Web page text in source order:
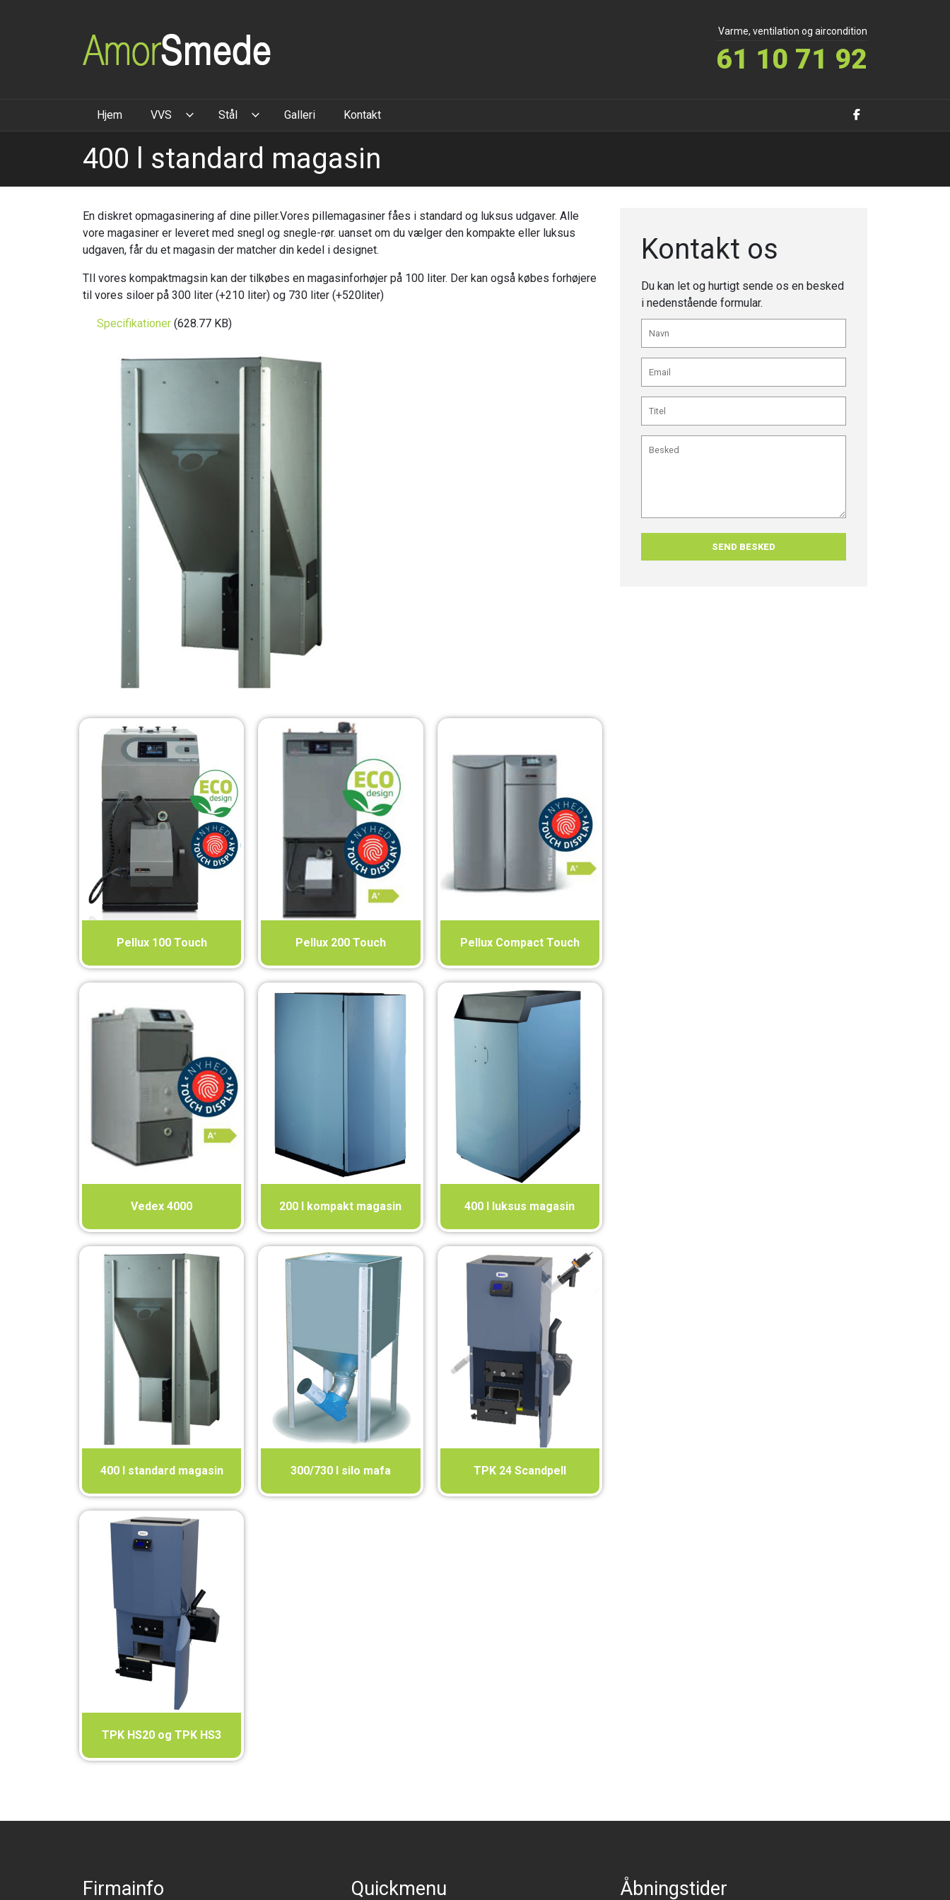
Varme, ventilation og aircondition
61 10 71 92
Hjem VVS Stål Galleri Kontakt
400 l standard magasin
En diskret opmagasinering af dine piller.Vores pillemagasiner fåes i standard og luksus udgaver. Alle
vore magasiner er leveret med snegl og snegle-rør. uanset om du vælger den kompakte eller luksus
udgaven, får du et magasin der matcher din kedel i designet.
TIl vores kompaktmagsin kan der tilkøbes en magasinforhøjer på 100 liter. Der kan også købes forhøjere
til vores siloer på 300 liter (+210 liter) og 730 liter (+520liter)
Specifikationer (628.77 KB)
Pellux 100 Touch Pellux 200 Touch Pellux Compact Touch
Vedex 4000 200 l kompakt magasin 400 l luksus magasin
400 l standard magasin 300/730 l silo mafa TPK 24 Scandpell
TPK HS20 og TPK HS3
Kontakt os
Du kan let og hurtigt sende os en besked
i nedenstående formular.
Firmainfo Quickmenu Åbningstider